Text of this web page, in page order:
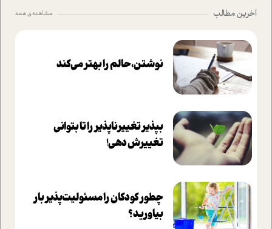
آخرین مطالب مشاهده ی همه
نوشتن، حالم را بهتر می‌کند
بپذير تغييرناپذير را تا بتواني
تغييرش دهي!‏
چطور کودکان را مسئولیت‌پذیر بار
بیاورید؟